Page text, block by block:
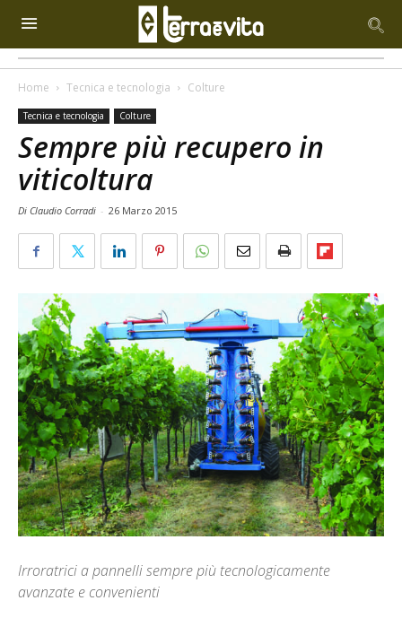
Home Tecnica e tecnologia Colture
Tecnica e tecnologia Colture
Sempre più recupero in
viticoltura
Di Claudio Corradi - 26 Marzo 2015
Irroratrici a pannelli sempre più tecnologicamente
avanzate e convenienti